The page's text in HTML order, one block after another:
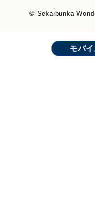
© Sekaibunka
モバ